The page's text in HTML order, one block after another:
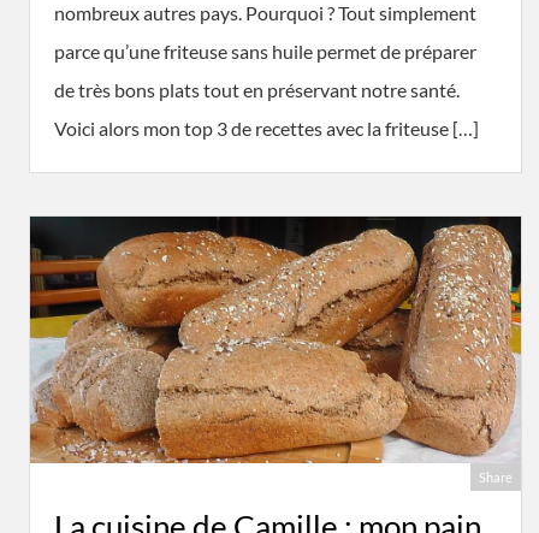
nombreux autres pays. Pourquoi ? Tout simplement
parce qu’une friteuse sans huile permet de préparer
de très bons plats tout en préservant notre santé.
Voici alors mon top 3 de recettes avec la friteuse […]
Share
La cuisine de Camille : mon pain